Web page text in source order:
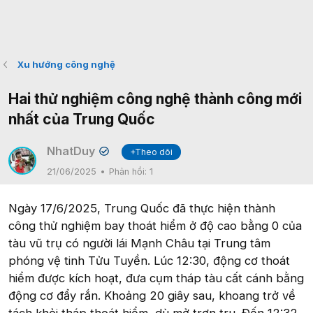
Xu hướng công nghệ
Hai thử nghiệm công nghệ thành công mới
nhất của Trung Quốc
NhatDuy ✔
+Theo dõi
21/06/2025
Phản hồi: 1
Ngày 17/6/2025, Trung Quốc đã thực hiện thành
công thử nghiệm bay thoát hiểm ở độ cao bằng 0 của
tàu vũ trụ có người lái Mạnh Châu tại Trung tâm
phóng vệ tinh Tửu Tuyền. Lúc 12:30, động cơ thoát
hiểm được kích hoạt, đưa cụm tháp tàu cất cánh bằng
động cơ đẩy rắn. Khoảng 20 giây sau, khoang trở về